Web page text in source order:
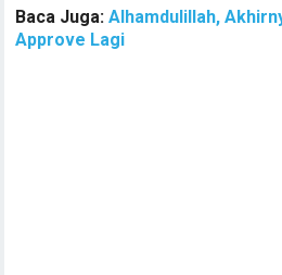
Baca Juga:Alhamdulillah,
Approve Lagi